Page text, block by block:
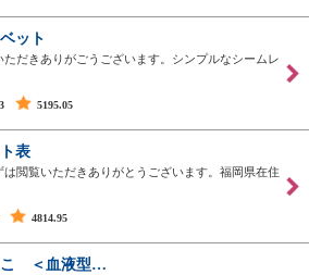
ット
ただきありがごうございます。シンプルなシームレ
5195.05
表
は閲覧いただきありがとうございます。福岡県在住
4814.95
こ ＜血液型…